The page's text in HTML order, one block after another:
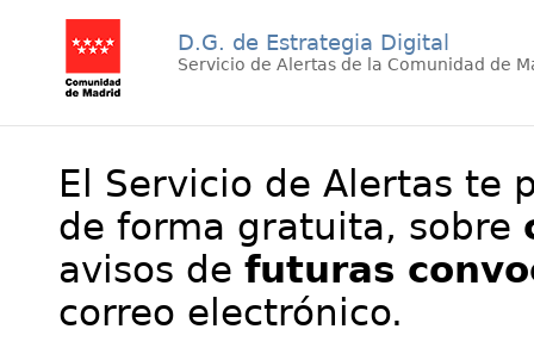
D.G. de Estrategia Digital
Servicio de Alertas de la Comunidad de
El Servicio de Alertas te
de forma gratuita, sobre
avisos de futuras
correo electrónico.